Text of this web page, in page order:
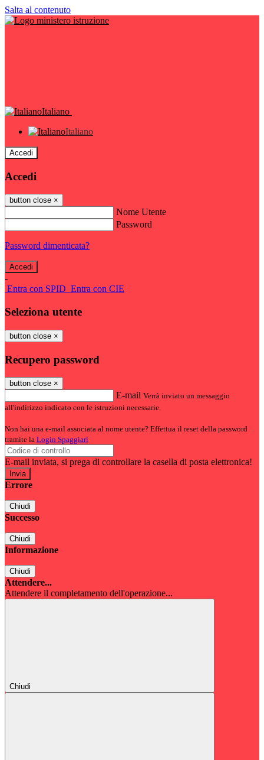
Salta al contenuto
Italiano
Italiano
Accedi
Accedi
button close ×
Nome Utente
Password
Password dimenticata?
-
Entra con SPID Entra con CIE
Seleziona utente
button close ×
Recupero password
button close ×
E-mail Verrà inviato un messaggio
all'indirizzo indicato con le istruzioni necessarie.
Non hai una e-mail associata al nome utente? Effettua il reset della password
tramite la Login Spaggiari
E-mail inviata, si prega di controllare la casella di posta elettronica!
Errore
Chiudi
Successo
Chiudi
Informazione
Chiudi
Attendere...
Attendere il completamento dell'operazione...
Chiudi